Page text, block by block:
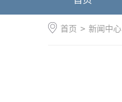
首页 > 新闻中心